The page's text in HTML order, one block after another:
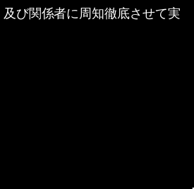
び関係者に周知徹底させて実